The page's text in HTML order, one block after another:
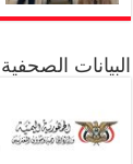
البيانات الصحفية